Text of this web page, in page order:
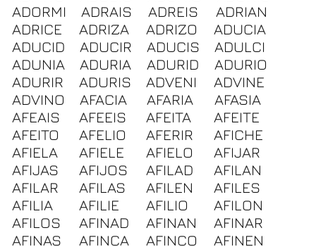
ADORMI
ADRAIS ADREIS
ADRIAN
ADRICE
ADRIZA ADRIZO
ADUCIA
ADUCID
ADUCIR ADUCIS
ADULCI
ADUNIA
ADURIA ADURID
ADURIO
ADURIR
ADURIS ADVENI
ADVINE
ADVINO
AFACIA AFARIA
AFASIA
AFEAIS
AFEEIS AFEITA
AFEITE
AFEITO
AFELIO AFERIR
AFICHE
AFIELA
AFIELE AFIELO
AFIJAR
AFIJAS
AFIJOS AFILAD
AFILAN
AFILAR
AFILAS AFILEN
AFILES
AFILIA
AFILIE AFILIO
AFILON
AFILOS
AFINAD AFINAN
AFINAR
AFINAS
AFINCA AFINCO
AFINEN